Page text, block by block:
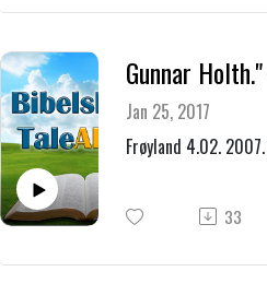
Jan 25, 2017
Frøyland 4.02.
33